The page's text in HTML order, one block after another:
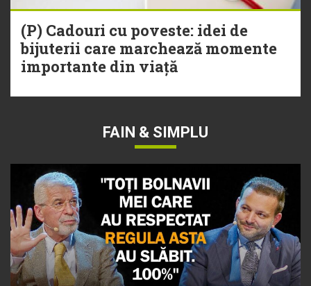
(P) Cadouri cu poveste: idei de
bijuterii care marchează momente
importante din viață
FAIN & SIMPLU